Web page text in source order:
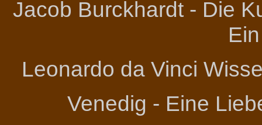
Jacob Burckhardt - Die
Leonardo da Vinci
Venedig - Eine